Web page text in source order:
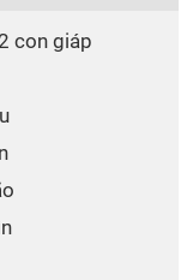
con giáp